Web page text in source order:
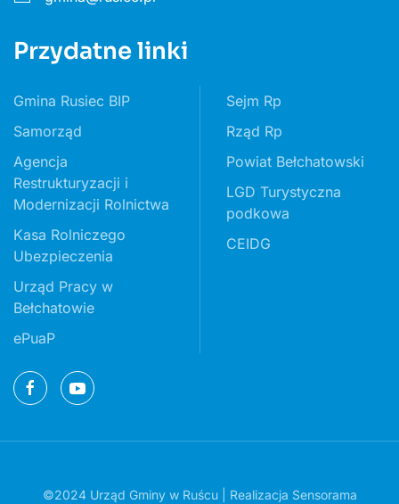
Przydatne linki
Gmina Rusiec BIP
Samorząd
Agencja
Restrukturyzacji i
Modernizacji Rolnictwa
Kasa Rolniczego
Ubezpieczenia
Urząd Pracy w
Bełchatowie
ePuaP
Sejm Rp
Rząd Rp
Powiat Bełchatowski
LGD Turystyczna
podkowa
CEIDG
©2024 Urząd Gminy w Ruścu | Realizacja Sensorama